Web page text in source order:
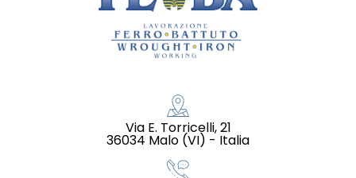
Via E. Torricelli, 21
36034 Malo (VI) - Italia